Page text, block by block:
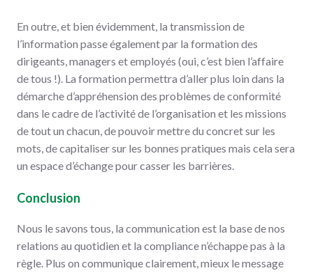
En outre, et bien évidemment, la transmission de
l’information passe également par la formation des
dirigeants, managers et employés (oui, c’est bien l’affaire
de tous !). La formation permettra d’aller plus loin dans la
démarche d’appréhension des problèmes de conformité
dans le cadre de l’activité de l’organisation et les missions
de tout un chacun, de pouvoir mettre du concret sur les
mots, de capitaliser sur les bonnes pratiques mais cela sera
un espace d’échange pour casser les barrières.
Conclusion
Nous le savons tous, la communication est la base de nos
relations au quotidien et la compliance n’échappe pas à la
règle. Plus on communique clairement, mieux le message